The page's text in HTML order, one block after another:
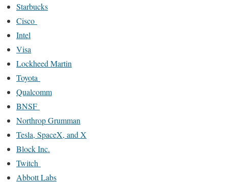
Starbucks
Cisco
Intel
Visa
Lockheed Martin
Toyota
Qualcomm
BNSF
Northrop Grumman
Tesla, SpaceX, and X
Block Inc.
Twitch
Abbott Labs